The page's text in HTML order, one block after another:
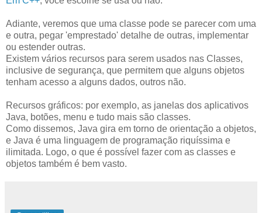
Adiante, veremos que uma classe pode se parecer com uma
e outra, pegar 'emprestado' detalhe de outras, implementar
ou estender outras.
Existem vários recursos para serem usados nas Classes,
inclusive de segurança, que permitem que alguns objetos
tenham acesso a alguns dados, outros não.
Recursos gráficos: por exemplo, as janelas dos aplicativos
Java, botões, menu e tudo mais são classes.
Como dissemos, Java gira em torno de orientação a objetos,
e Java é uma linguagem de programação riquíssima e
ilimitada. Logo, o que é possível fazer com as classes e
objetos também é bem vasto.